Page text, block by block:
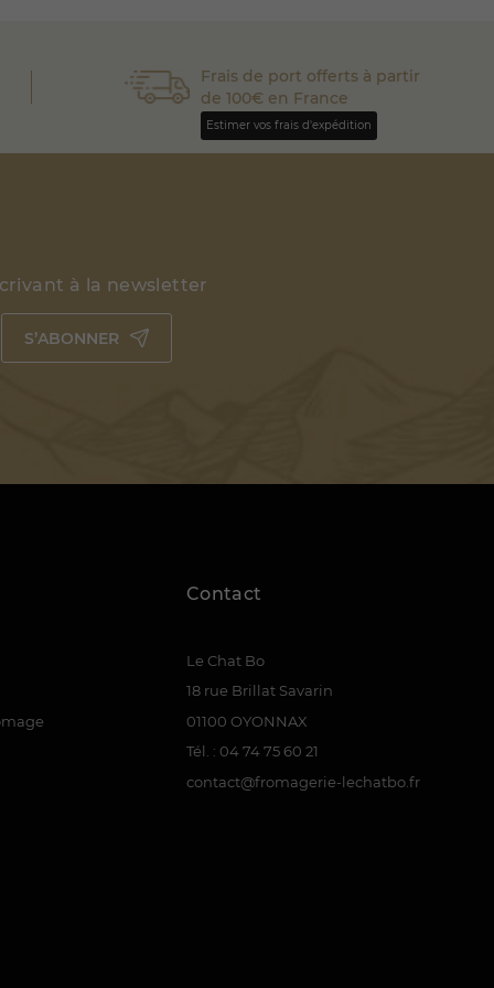
Frais de port offerts à partir
de 100€ en France
Estimer vos frais d'expédition
à la newsletter
S’ABONNER
Contact
Le Chat Bo
18 rue Brillat Savarin
01100 OYONNAX
Tél. : 04 74 75 60 21
contact@fromagerie-lechatbo.fr